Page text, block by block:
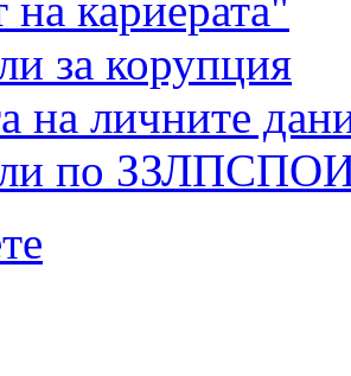
за корупция
на личните
по